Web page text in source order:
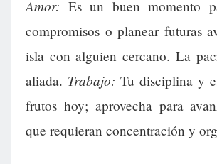
Amor: Es un buen momento
compromisos o planear futuras
isla con alguien cercano. La
aliada. Trabajo: Tu disciplina y
frutos hoy; aprovecha para
que requieran concentración y